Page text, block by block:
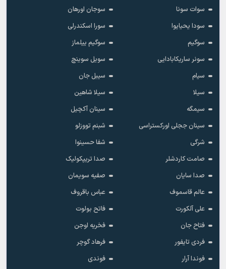
سوات سونا
سوجان اورهان
سودا یحیایوا
سورا اسکندرلی
سوگیم
سوگیم ییلماز
سونر ساریکابادایی
سویل سوینچ
سیام
سیبل جان
سیلا
سیلا شاهین
سیمگه
سینان آکچیل
سینان ججلی اورکستراسی
شبنم تووزلو
شرگی
شفا حسینوا
صامت کاردشلر
صدا تریپکولیک
صدا سایان
صفیه سویمان
عالم قاسموف
عباس باقروف
علی آلکورت
فاتح بولوت
فتاح جان
فخریه اوجن
فردی تایفور
فرهاد گوچر
فوندا آرار
فوندی